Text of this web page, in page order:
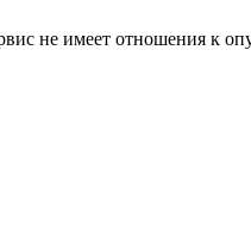
не имеет отношения к